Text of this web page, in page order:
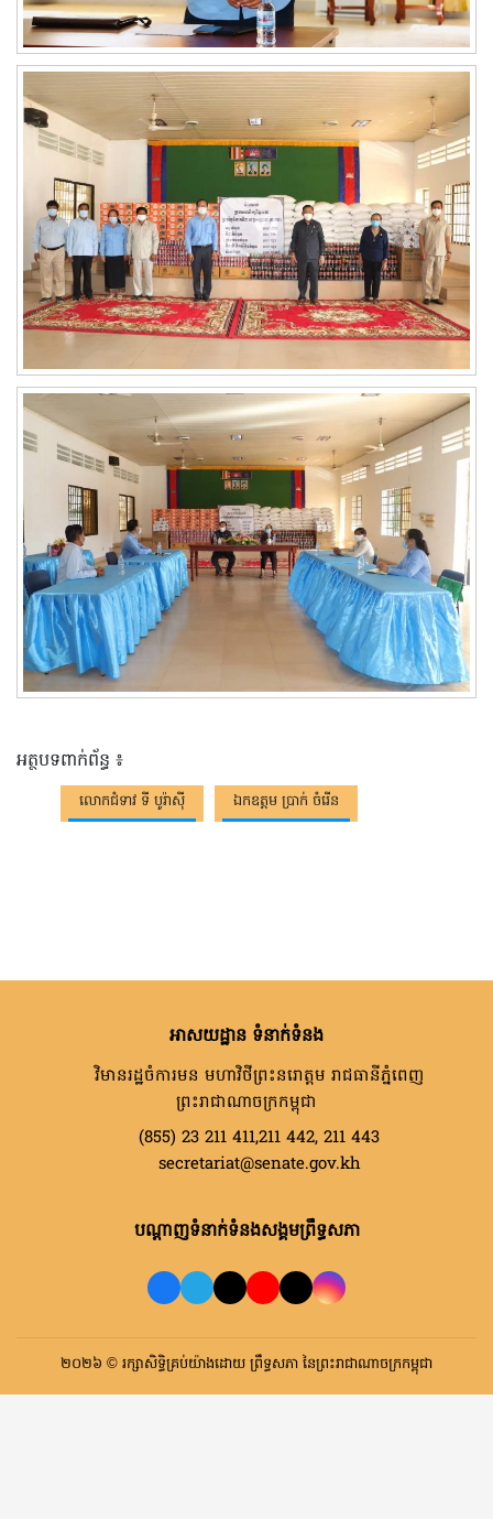
អត្ថបទពាក់ព័ន្ធ ៖
លោកជំទាវ ទី បូរ៉ាស៊ី ឯកឧត្តម ប្រាក់ ចំរើន
អាសយដ្ឋាន ទំនាក់ទំនង
វិមានរដ្ឋចំការមន មហាវិថីព្រះនរោត្តម រាជធានីភ្នំពេញ
ព្រះរាជាណាចក្រកម្ពុជា
(855) 23 211 411,211 442, 211 443
secretariat@senate.gov.kh
បណ្តាញទំនាក់ទំនងសង្គមព្រឹទ្ធសភា
២០២៦ © រក្សាសិទ្ធិគ្រប់យ៉ាងដោយ ព្រឹទ្ធសភា នៃព្រះរាជាណាចក្រកម្ពុជា